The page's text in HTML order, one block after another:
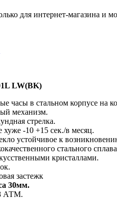
для интернет-магазина и
LW(BK)
часы в стальном корпусе на
механизм.
стрелка.
хуже -10 +15 сек./в месяц.
устойчивое к
стального
кристаллами.
застежк
30мм.
АТМ.